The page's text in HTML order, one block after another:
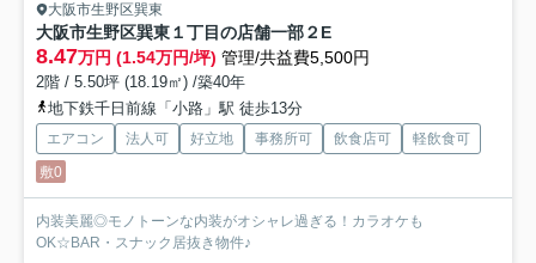
大阪市生野区巽東
大阪市生野区巽東１丁目の店舗一部２E
8.47万円 (1.54万円/坪) 管理/共益費5,500円
2階 / 5.50坪 (18.19㎡) /築40年
地下鉄千日前線「小路」駅 徒歩13分
エアコン 法人可 好立地 事務所可 飲食店可
軽飲食可
敷0
内装美麗◎モノトーンな内装がオシャレ過ぎる！カラオケも
OK☆BAR・スナック居抜き物件♪